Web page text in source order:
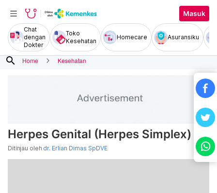
Masuk
Chat
dengan
Dokter
Toko
Kesehatan
Homecare Asuransiku
search Home Kesehatan
Herpes Genital (Herpes Simplex)
Ditinjau oleh dr. Erlian Dimas SpDVE